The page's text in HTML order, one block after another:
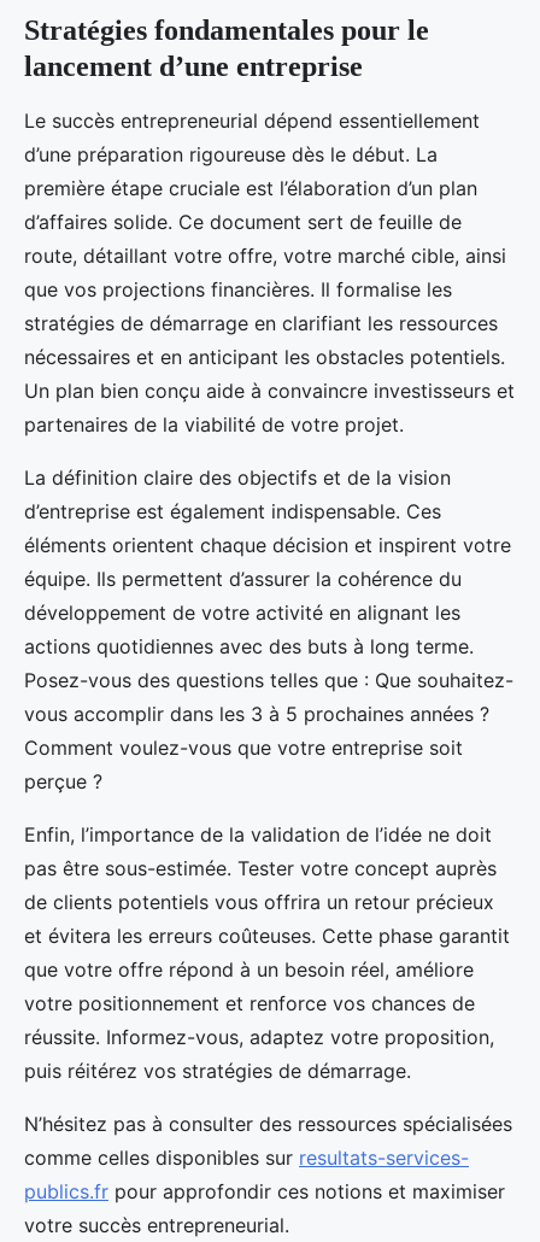
Stratégies fondamentales pour le
lancement d’une entreprise
Le succès entrepreneurial dépend essentiellement
d’une préparation rigoureuse dès le début. La
première étape cruciale est l’élaboration d’un plan
d’affaires solide. Ce document sert de feuille de
route, détaillant votre offre, votre marché cible, ainsi
que vos projections financières. Il formalise les
stratégies de démarrage en clarifiant les ressources
nécessaires et en anticipant les obstacles potentiels.
Un plan bien conçu aide à convaincre investisseurs et
partenaires de la viabilité de votre projet.
La définition claire des objectifs et de la vision
d’entreprise est également indispensable. Ces
éléments orientent chaque décision et inspirent votre
équipe. Ils permettent d’assurer la cohérence du
développement de votre activité en alignant les
actions quotidiennes avec des buts à long terme.
Posez-vous des questions telles que : Que souhaitez-
vous accomplir dans les 3 à 5 prochaines années ?
Comment voulez-vous que votre entreprise soit
perçue ?
Enfin, l’importance de la validation de l’idée ne doit
pas être sous-estimée. Tester votre concept auprès
de clients potentiels vous offrira un retour précieux
et évitera les erreurs coûteuses. Cette phase garantit
que votre offre répond à un besoin réel, améliore
votre positionnement et renforce vos chances de
réussite. Informez-vous, adaptez votre proposition,
puis réitérez vos stratégies de démarrage.
N’hésitez pas à consulter des ressources spécialisées
comme celles disponibles sur resultats-services-
publics.fr pour approfondir ces notions et maximiser
votre succès entrepreneurial.